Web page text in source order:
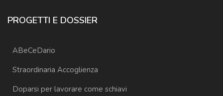
PROGETTI E DOSSIER
ABeCeDario
Straordinaria Accoglienza
Doparsi per lavorare come schiavi